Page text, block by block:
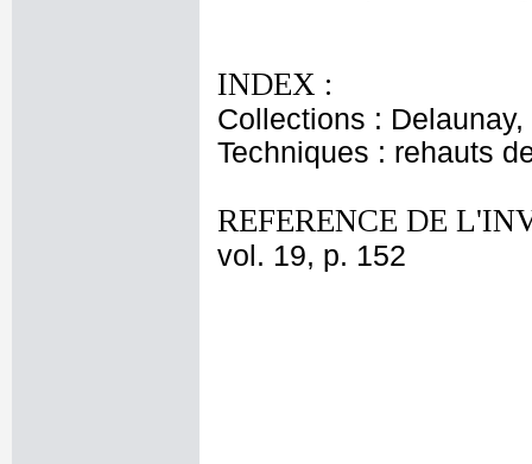
INDEX :
Collections : Delaunay,
Techniques : rehauts
REFERENCE DE
vol. 19, p. 152